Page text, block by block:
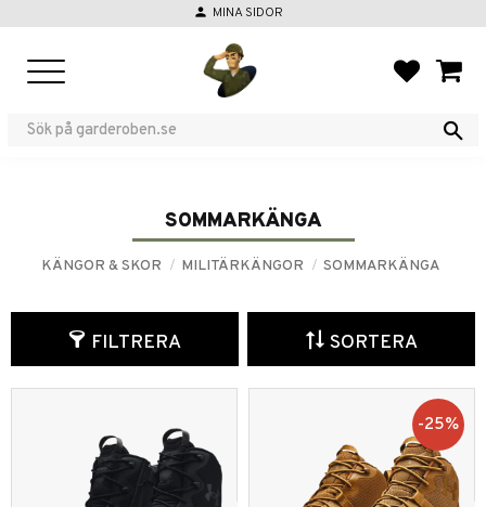
person MINA SIDOR
SOMMARKÄNGA
KÄNGOR & SKOR MILITÄRKÄNGOR SOMMARKÄNGA
FILTRERA SORTERA
25%